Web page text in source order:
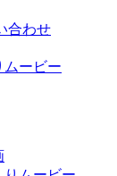
合わせ
ムービー